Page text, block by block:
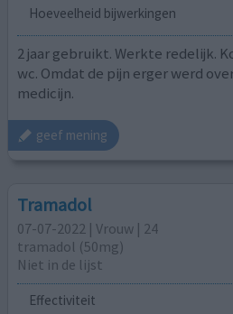
Hoeveelheid bijwerkingen
2 jaar gebruikt. Werkte redelijk.
wc. Omdat de pijn erger werd
medicijn.
geef mening
Tramadol
07-07-2022 | Vrouw | 24
tramadol (50mg)
Niet in de lijst
Effectiviteit